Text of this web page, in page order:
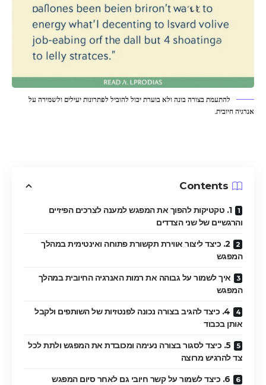
להתעמת בצורה בונה ולא בוערת יכול להוביל לפתרונות יעילים ולשמירה על
אנרגיה חיובית.
Contents
1. טקטיקות להפוך את המפגש למענה לצרכים הפיזיים
והרגשיים של שני הצדדים
2. כיצד ליצור אווירת תקשורת פתוחה ואינטימית במהלך
המפגש
איך לשמור על גבוהה את רמות האנרגיה החיובית במהלך
המפגש
4. כיצד להגיב בצורה נכונה לפנטזיות של השותפים ולקבל
אותן בכבוד
5. כיצד לסגור בצורה נעימה ומכובדת את המפגש ולתת לכל
צד להרגיש מרוצה
6. כיצד לשמור על קשר חיובי גם לאחר סיום המפגש